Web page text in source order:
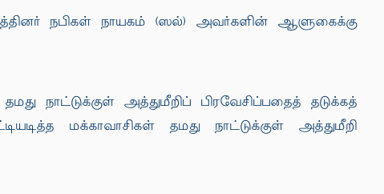
நபிகள் நாயகம் (ஸல்) அவர்களின் ஆளுகைக்கு
நாட்டுக்குள் அத்துமீறிப் பிரவேசிப்பதைத் தடுக்கத்
மக்காவாசிகள் தமது நாட்டுக்குள் அத்துமீறி